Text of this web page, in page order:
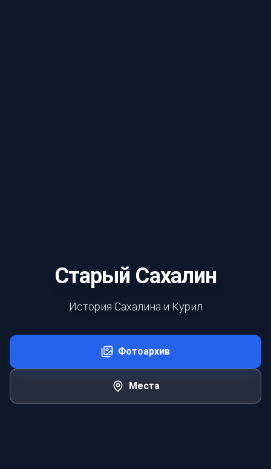
Старый Сахалин
История Сахалина и Курил
Фотоархив
Места